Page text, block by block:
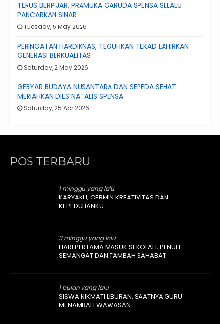
TERUS BERPIJAR, PRAMUKA GARUDA SPENSA SELALU
PANCARKAN SINAR
Tuesday, 5 May 2026
PERINGATAN HARDIKNAS, TEGUHKAN TEKAD LAHIRKAN
GENERASI BERKUALITAS
Saturday, 2 May 2026
GEBYAR BUDAYA NUSANTARA DAN SEPEDA SEHAT
MERIAHKAN DIES NATALIS SPENSA
Saturday, 25 Apr 2026
POS TERBARU
1 minggu yang lalu
KARYAKU, CERMIN KREATIVITAS DAN
KEPEDULIANKU
3 minggu yang lalu
HARI PERTAMA MASUK SEKOLAH, PENUH
SEMANGAT DAN TAMBAH SAHABAT
1 bulan yang lalu
SISWA NIKMATI LIBURAN, SAATNYA GURU
MENAMBAH WAWASAN